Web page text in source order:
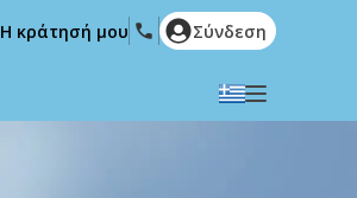
Η κράτησή μου Σύνδεση